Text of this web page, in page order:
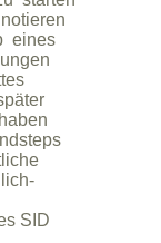
eines
SID